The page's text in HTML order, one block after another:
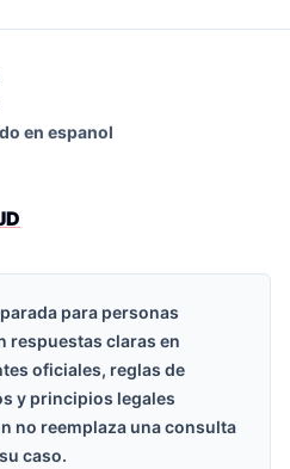
en espanol
para personas
respuestas claras en
oficiales, reglas de
y principios legales
no reemplaza una consulta
caso.